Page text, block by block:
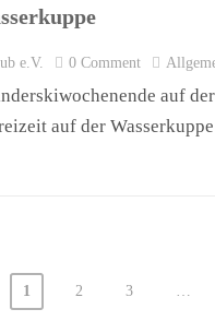
e.V. 0 Comment
auf
auf der
1 2 3 …